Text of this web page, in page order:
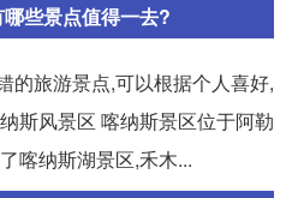
些景点值得一去?
的旅游景点,可以根据个人喜好,
斯风景区 喀纳斯景区位于阿勒
喀纳斯湖景区,禾木...